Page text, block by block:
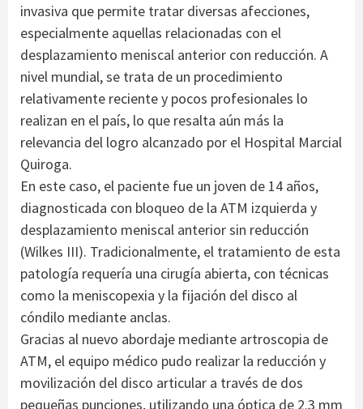
invasiva que permite tratar diversas afecciones,
especialmente aquellas relacionadas con el
desplazamiento meniscal anterior con reducción. A
nivel mundial, se trata de un procedimiento
relativamente reciente y pocos profesionales lo
realizan en el país, lo que resalta aún más la
relevancia del logro alcanzado por el Hospital Marcial
Quiroga.
En este caso, el paciente fue un joven de 14 años,
diagnosticada con bloqueo de la ATM izquierda y
desplazamiento meniscal anterior sin reducción
(Wilkes III). Tradicionalmente, el tratamiento de esta
patología requería una cirugía abierta, con técnicas
como la meniscopexia y la fijación del disco al
cóndilo mediante anclas.
Gracias al nuevo abordaje mediante artroscopia de
ATM, el equipo médico pudo realizar la reducción y
movilización del disco articular a través de dos
pequeñas punciones, utilizando una óptica de 2.3 mm